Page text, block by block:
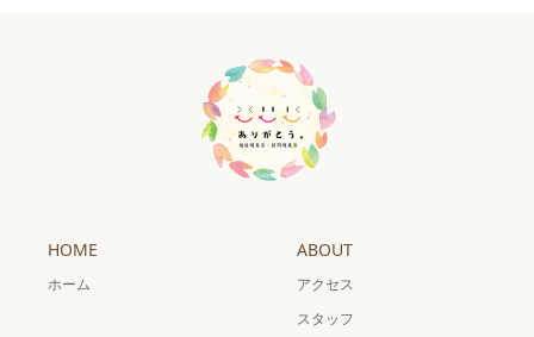
HOME
ホーム
ABOUT
アクセス
スタッフ